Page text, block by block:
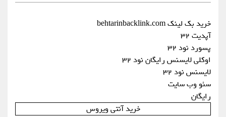
خرید بک لینک behtarinbacklink.com
آپدیت 32
پسورد نود 32
اوکلی لایسنس رایگان نود 32
لایسنس نود 32
سئو وب سایت
رایگان
خرید آنتی ویروس